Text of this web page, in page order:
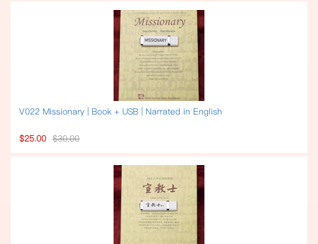
V022 Missionary | Book + USB | Narrated in English
$25.00 $30.00